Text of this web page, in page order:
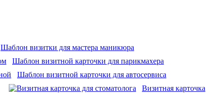
Шаблон визитки для мастера маникюра
Шаблон визитной карточки для парикмахера
Шаблон визитной карточки для автосервиса
Визитная карточка